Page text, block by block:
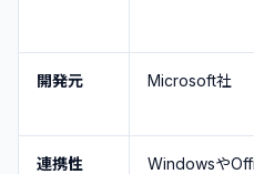
開発元 Microsoft社
連携性
Windowsや